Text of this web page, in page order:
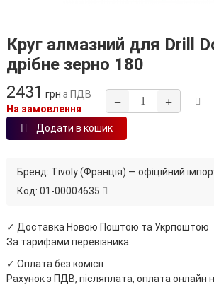
Круг алмазний для Drill
дрібне зерно 180
2431 грн з ПДВ
На замовлення
− +
Додати в кошик
Бренд: Tivoly (Франція) — офіційний
Код: 01-00004635
✓ Доставка Новою Поштою та Укрпоштою
За тарифами перевізника
✓ Оплата без комісії
Рахунок з ПДВ, післяплата, оплата онлайн